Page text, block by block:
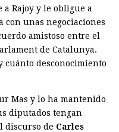
Rajoy y le obligue a
con unas negociaciones
amistoso entre el
de Catalunya.
cuánto desconocimiento
Mas y lo ha mantenido
diputados tengan
discurso de Carles